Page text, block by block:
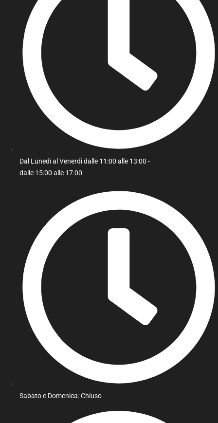
Dal Lunedi al Venerdì dalle 11:00 alle 13:00 -
dalle 15:00 alle 17:00
Sabato e Domenica: Chiuso